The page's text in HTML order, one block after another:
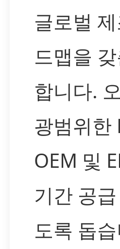
글로벌
드맵을
합니다.
광범위한
OEM 및
기간 공
도록 돕